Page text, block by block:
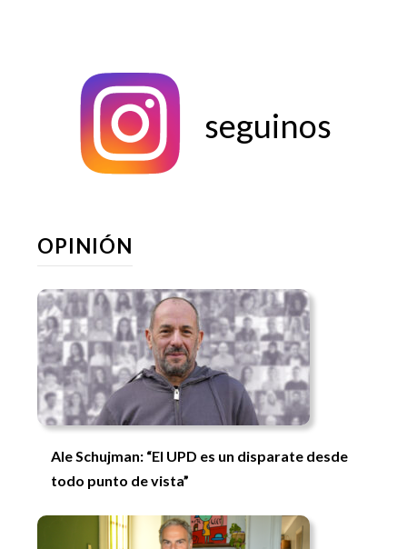
seguinos
seguinos
OPINIÓN
Ale Schujman: “El UPD es un disparate desde
todo punto de vista”